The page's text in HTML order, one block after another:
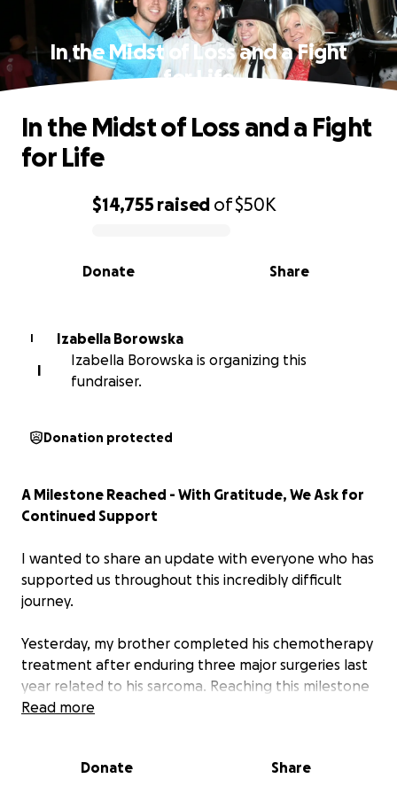
In the Midst of Loss and a Fight
for Life
0% complete
$14,755 raised of$50K
Share
Donate
In the Midst of Loss and a Fight
for Life
I
Izabella Borowska
I
Izabella Borowska is organizing this
fundraiser.
Donation protected
A Milestone Reached - With Gratitude, We Ask for
Continued Support
I wanted to share an update with everyone who has
supported us throughout this incredibly difficult
journey.
Yesterday, my brother completed his chemotherapy
treatment after enduring three major surgeries last
year related to his sarcoma. Reaching this milestone
brings both relief and uncertainty. While
the continued burden of medical expenses. Time
Read more
Donate Share